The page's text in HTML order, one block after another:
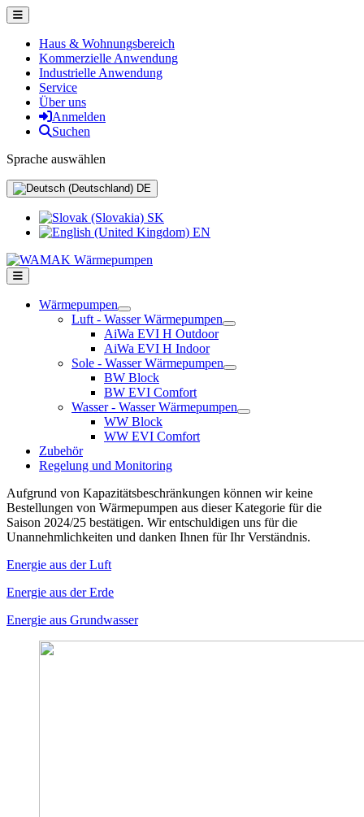
Haus & Wohnungsbereich
Kommerzielle Anwendung
Industrielle Anwendung
Service
Über uns
Anmelden
Suchen
Sprache auswählen
DE
SK
EN
Wärmepumpen
Luft - Wasser Wärmepumpen
AiWa EVI H Outdoor
AiWa EVI H Indoor
Sole - Wasser Wärmepumpen
BW Block
BW EVI Comfort
Wasser - Wasser Wärmepumpen
WW Block
WW EVI Comfort
Zubehör
Regelung und Monitoring
Aufgrund von Kapazitätsbeschränkungen können wir keine
Bestellungen von Wärmepumpen aus dieser Kategorie für die
Saison 2024/25 bestätigen. Wir entschuldigen uns für die
Unannehmlichkeiten und danken Ihnen für Ihr Verständnis.
Energie aus der Luft
Energie aus der Erde
Energie aus Grundwasser